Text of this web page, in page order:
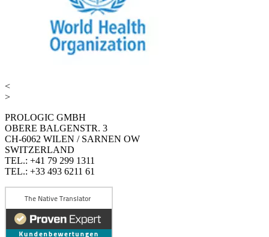
<
>
PROLOGIC GMBH
OBERE BALGENSTR. 3
CH-6062 WILEN / SARNEN OW
SWITZERLAND
TEL.: +41 79 299 1311
TEL.: +33 493 6211 61